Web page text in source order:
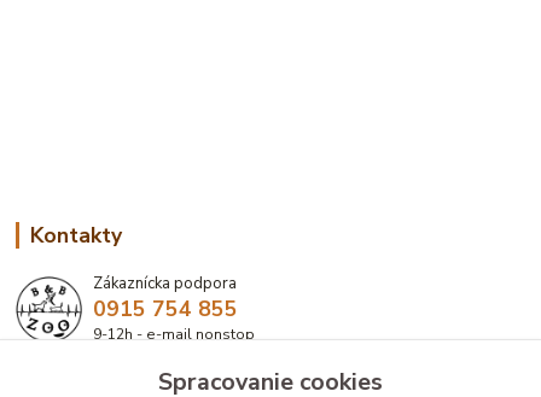
Kontakty
Zákaznícka podpora
0915 754 855
9-12h - e-mail nonstop
eshop@bbzoo.skSpracovanie cookies